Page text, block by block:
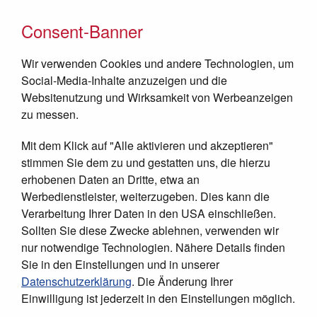
JETZT SPENDEN
Pate werden
Helfen Sie kranken Kindern in Palästina
Consent-Banner
Wir verwenden Cookies und andere Technologien, um
Social-Media-Inhalte anzuzeigen und die
Websitenutzung und Wirksamkeit von Werbeanzeigen
zu messen.
Mit dem Klick auf "Alle aktivieren und akzeptieren"
stimmen Sie dem zu und gestatten uns, die hierzu
erhobenen Daten an Dritte, etwa an
Werbedienstleister, weiterzugeben. Dies kann die
Verarbeitung Ihrer Daten in den USA einschließen.
Sollten Sie diese Zwecke ablehnen, verwenden wir
nur notwendige Technologien. Nähere Details finden
Sie in den Einstellungen und in unserer
Datenschutzerklärung. Die Änderung Ihrer
Einwilligung ist jederzeit in den Einstellungen möglich.